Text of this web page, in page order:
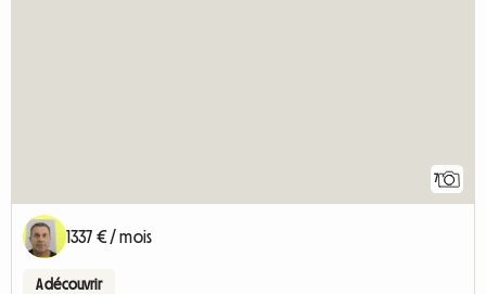
7
1337 € / mois
A découvrir